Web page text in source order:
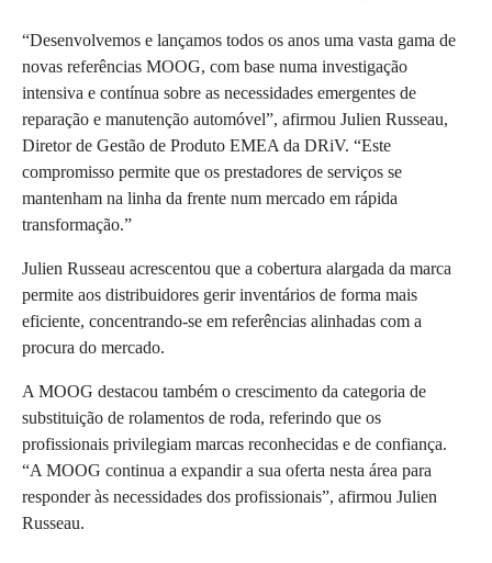
“Desenvolvemos e lançamos todos os anos uma vasta gama de
novas referências MOOG, com base numa investigação
intensiva e contínua sobre as necessidades emergentes de
reparação e manutenção automóvel”, afirmou Julien Russeau,
Diretor de Gestão de Produto EMEA da DRiV. “Este
compromisso permite que os prestadores de serviços se
mantenham na linha da frente num mercado em rápida
transformação.”
Julien Russeau acrescentou que a cobertura alargada da marca
permite aos distribuidores gerir inventários de forma mais
eficiente, concentrando-se em referências alinhadas com a
procura do mercado.
A MOOG destacou também o crescimento da categoria de
substituição de rolamentos de roda, referindo que os
profissionais privilegiam marcas reconhecidas e de confiança.
“A MOOG continua a expandir a sua oferta nesta área para
responder às necessidades dos profissionais”, afirmou Julien
Russeau.